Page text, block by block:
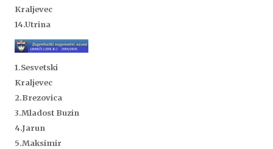
Kraljevec
14.Utrina
1.Sesvetski
Kraljevec
2.Brezovica
3.Mladost Buzin
4.Jarun
5.Maksimir